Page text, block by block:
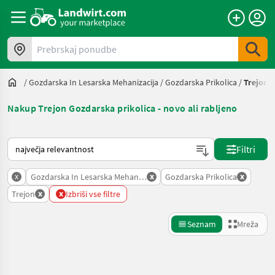
Prebrskaj ponudbe
/Gozdarska In Lesarska Mehanizacija /Gozdarska Prikolica /Trejon
Nakup Trejon Gozdarska prikolica - novo ali rabljeno
Tako je razvrščeno na Landwirt.com
Filtri
x Gozdarska In Lesarska Mehanizacija
x Gozdarska Prikolica x
Trejon x x Izbriši vse filtre
Seznam Mreža